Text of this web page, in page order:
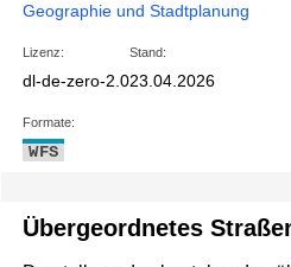
Geographie und Stadtplanung
Lizenz:
dl-de-zero-2.0
Stand:
23.04.2026
Formate:
WFS
Übergeordnetes